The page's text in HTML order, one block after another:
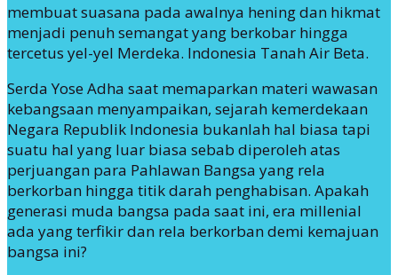
membuat suasana pada awalnya hening dan hikmat
menjadi penuh semangat yang berkobar hingga
tercetus yel-yel Merdeka. Indonesia Tanah Air Beta.
Serda Yose Adha saat memaparkan materi wawasan
kebangsaan menyampaikan, sejarah kemerdekaan
Negara Republik Indonesia bukanlah hal biasa tapi
suatu hal yang luar biasa sebab diperoleh atas
perjuangan para Pahlawan Bangsa yang rela
berkorban hingga titik darah penghabisan. Apakah
generasi muda bangsa pada saat ini, era millenial
ada yang terfikir dan rela berkorban demi kemajuan
bangsa ini?